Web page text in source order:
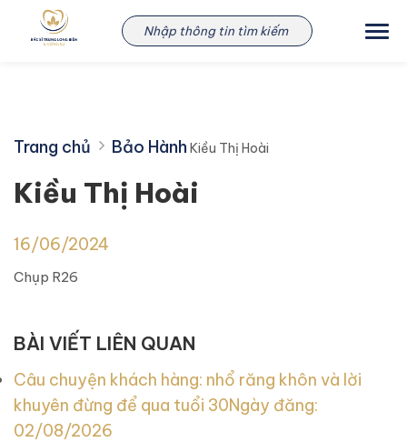
Kiều Thị Hoài
Trang chủ Bảo Hành Kiều Thị Hoài
Kiều Thị Hoài
16/06/2024
Chụp R26
BÀI VIẾT LIÊN QUAN
Câu chuyện khách hàng: nhổ răng khôn và lời
khuyên đừng để qua tuổi 30Ngày đăng:
02/08/2026